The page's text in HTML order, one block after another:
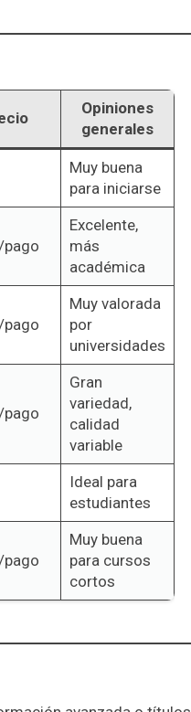
Opiniones
generales
Muy buena
para iniciarse
Excelente,
más
académica
Muy valorada
por
universidades
Gran
variedad,
calidad
variable
Ideal para
estudiantes
Muy buena
para cursos
cortos